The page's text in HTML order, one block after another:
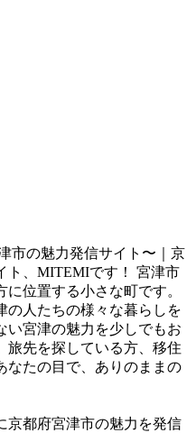
市の魅力発信サイト〜｜京
ト、MITEMIです！ 宮津市
位置する小さな町です。
の人たちの様々な暮らしを
い宮津の魅力を少しでもお
旅先を探している方、移住
たの目で、ありのままの
京都府宮津市の魅力を発信